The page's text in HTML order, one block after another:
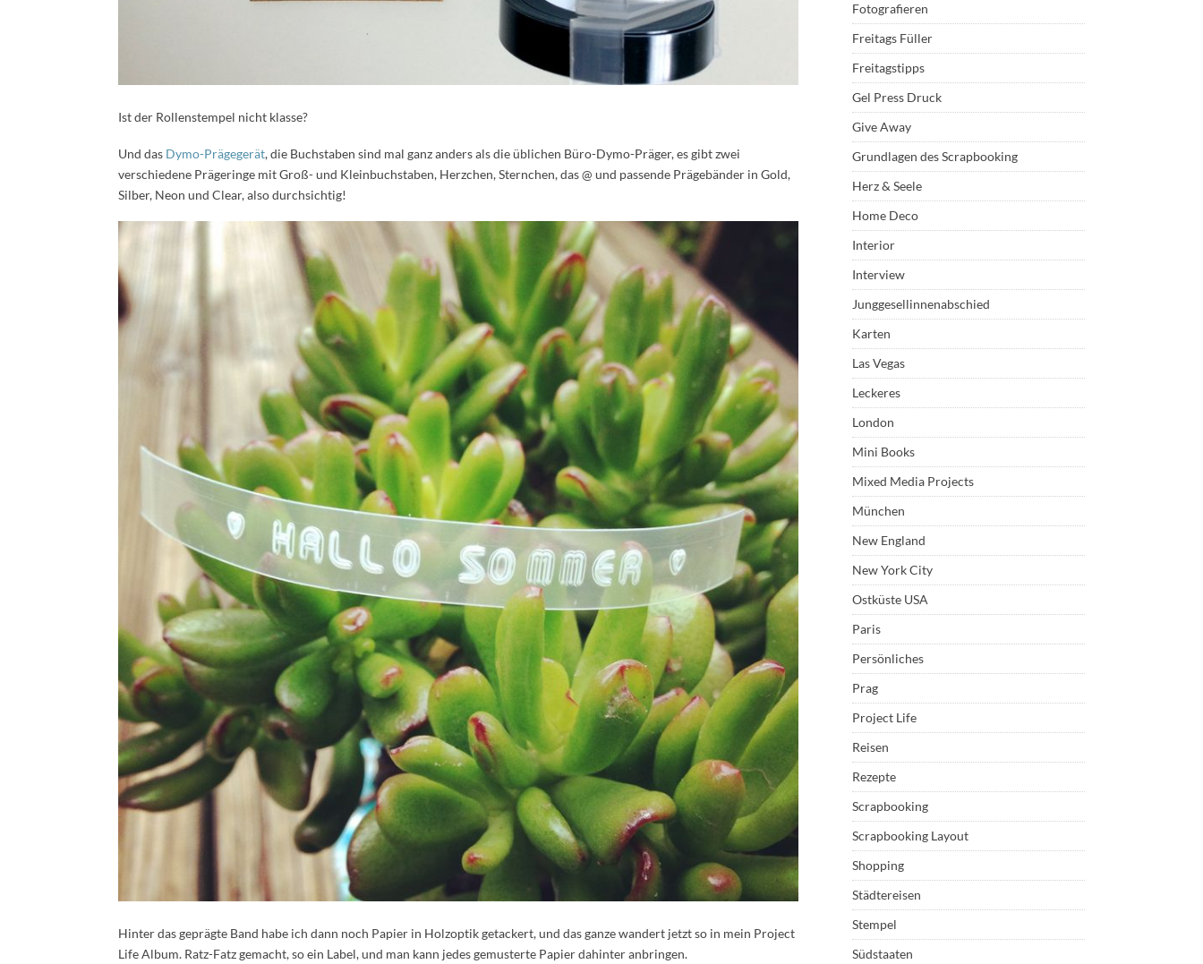
Ist der Rollenstempel nicht klasse?
Und das Dymo-Prägegerät, die Buchstaben sind mal ganz anders als die üblichen Büro-Dymo-Präger, es gibt zwei
verschiedene Prägeringe mit Groß- und Kleinbuchstaben, Herzchen, Sternchen, das @ und passende Prägebänder in Gold,
Silber, Neon und Clear, also durchsichtig!
Hinter das geprägte Band habe ich dann noch Papier in Holzoptik getackert, und das ganze wandert jetzt so in mein Project
Life Album. Ratz-Fatz gemacht, so ein Label, und man kann jedes gemusterte Papier dahinter anbringen.
Fotografieren
Freitags Füller
Freitagstipps
Gel Press Druck
Give Away
Grundlagen des Scrapbooking
Herz & Seele
Home Deco
Interior
Interview
Junggesellinnenabschied
Karten
Las Vegas
Leckeres
London
Mini Books
Mixed Media Projects
München
New England
New York City
Ostküste USA
Paris
Persönliches
Prag
Project Life
Reisen
Rezepte
Scrapbooking
Scrapbooking Layout
Shopping
Städtereisen
Stempel
Südstaaten